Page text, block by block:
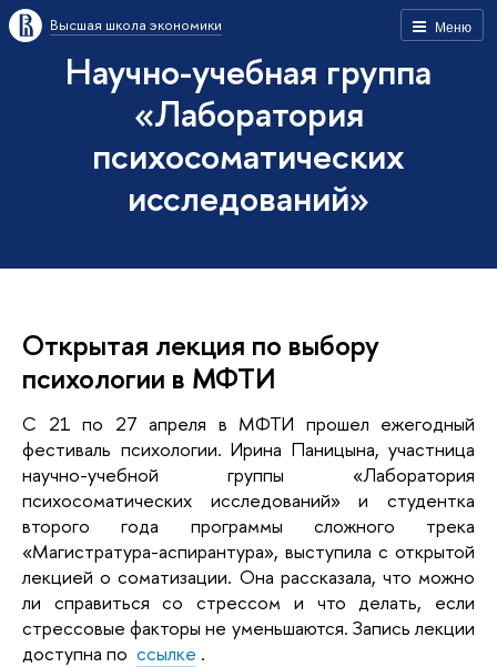
Меню
Высшая школа экономики
Научно-учебная группа
«Лаборатория
психосоматических
исследований»
Открытая лекция по выбору
психологии в МФТИ
С 21 по 27 апреля в МФТИ прошел ежегодный
фестиваль психологии. Ирина Паницына, участница
научно-учебной группы «Лаборатория
психосоматических исследований» и студентка
второго года программы сложного трека
«Магистратура-аспирантура», выступила с открытой
лекцией о соматизации. Она рассказала, что можно
ли справиться со стрессом и что делать, если
стрессовые факторы не уменьшаются. Запись лекции
доступна по ссылке .